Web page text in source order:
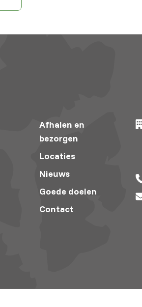
Afhalen en
bezorgen
Locaties
Nieuws
Goede doelen
Contact